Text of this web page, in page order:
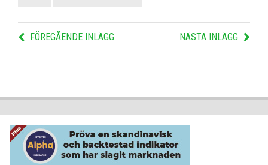
FÖREGÅENDE INLÄGG NÄSTA INLÄGG